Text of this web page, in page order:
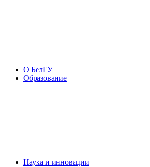
О БелГУ
Образование
Наука и инновации